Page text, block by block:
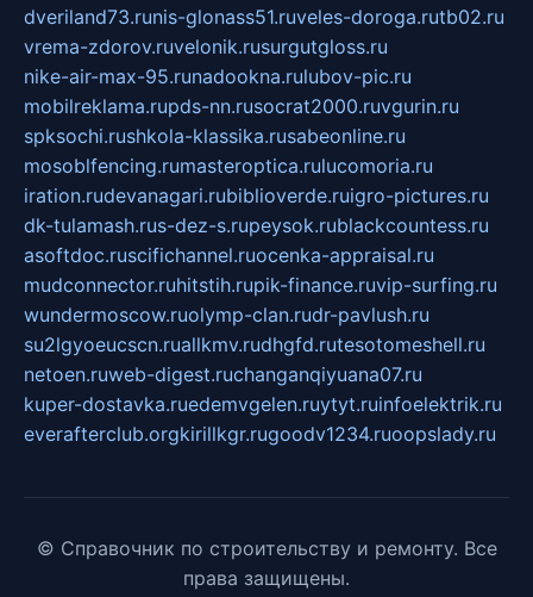
dveriland73.runis-glonass51.ruveles-doroga.rutb02.ru
vrema-zdorov.ruvelonik.rusurgutgloss.ru
nike-air-max-95.runadookna.rulubov-pic.ru
mobilreklama.rupds-nn.rusocrat2000.ruvgurin.ru
spksochi.rushkola-klassika.rusabeonline.ru
mosoblfencing.rumasteroptica.rulucomoria.ru
iration.rudevanagari.rubiblioverde.ruigro-pictures.ru
dk-tulamash.rus-dez-s.rupeysok.rublackcountess.ru
asoftdoc.ruscifichannel.ruocenka-appraisal.ru
mudconnector.ruhitstih.rupik-finance.ruvip-surfing.ru
wundermoscow.ruolymp-clan.rudr-pavlush.ru
su2lgyoeucscn.ruallkmv.rudhgfd.rutesotomeshell.ru
netoen.ruweb-digest.ruchanganqiyuana07.ru
kuper-dostavka.ruedemvgelen.ruytyt.ruinfoelektrik.ru
everafterclub.orgkirillkgr.rugoodv1234.ruoopslady.ru
© Справочник по строительству и ремонту. Все
права защищены.